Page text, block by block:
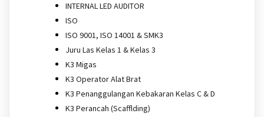
INTERNAL LED AUDITOR
ISO
ISO 9001, ISO 14001 & SMK3
Juru Las Kelas 1 & Kelas 3
K3 Migas
K3 Operator Alat Brat
K3 Penanggulangan Kebakaran Kelas C & D
K3 Perancah (Scafflding)